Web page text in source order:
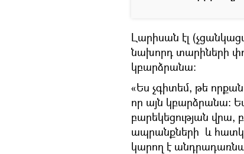
Լարիսան էլ
նախորդ տարիների
կբարձրանա։
«Ես չգիտեմ, թե
որ այն կբարձրանա։
բարեկեցության
ապրանքների և
կարող է